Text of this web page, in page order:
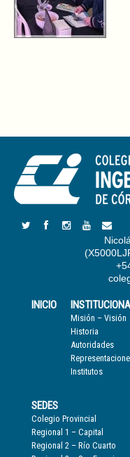
INICIO
Misión – Visión
Historia
Autoridades
Institutos
SEDES
Colegio Provincial
Regional 1 – Capital
Regional 2 – Río Cuarto